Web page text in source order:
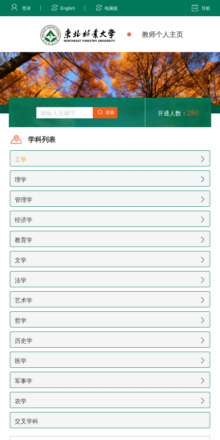
登录 English 电脑版 导航
教师个人主页
搜索 开通人数： 280
学科列表
工学
理学
管理学
经济学
教育学
文学
法学
艺术学
哲学
历史学
医学
军事学
农学
交叉学科